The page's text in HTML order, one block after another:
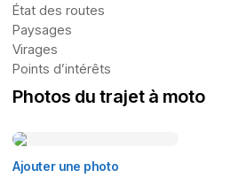
État des routes
Paysages
Virages
Points d’intérêts
Photos du trajet à moto
Ajouter une photo